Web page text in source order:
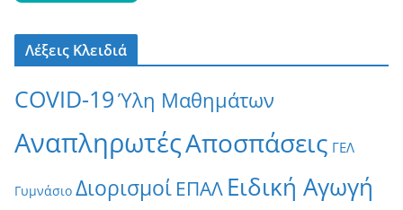
Λέξεις Κλειδιά
COVID-19Ύλη Μαθημάτων
ΑναπληρωτέςΑποσπάσεις ΓΕΛ
Γυμνάσιο Διορισμοί ΕΠΑΛ Ειδική Αγωγή